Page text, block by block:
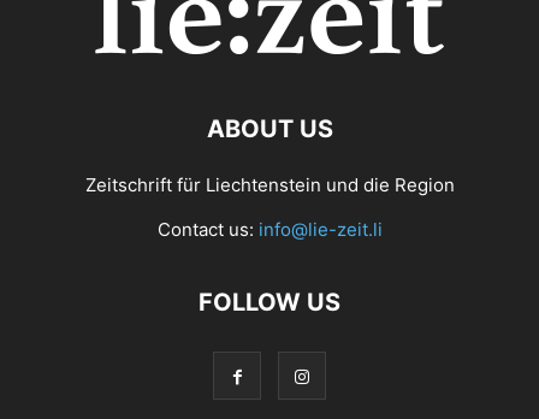
ABOUT US
Zeitschrift für Liechtenstein und die Region
Contact us: info@lie-zeit.li
FOLLOW US